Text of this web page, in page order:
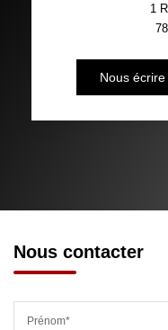
1
Nous écrire
Nous contacter
Prénom*